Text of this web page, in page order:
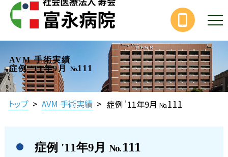
AVM 手術実績
症例 '11年9月
No.111
トップ > AVM 手術実績 > 症例 '11年9月 No.111
症例 '11年9月 No.111